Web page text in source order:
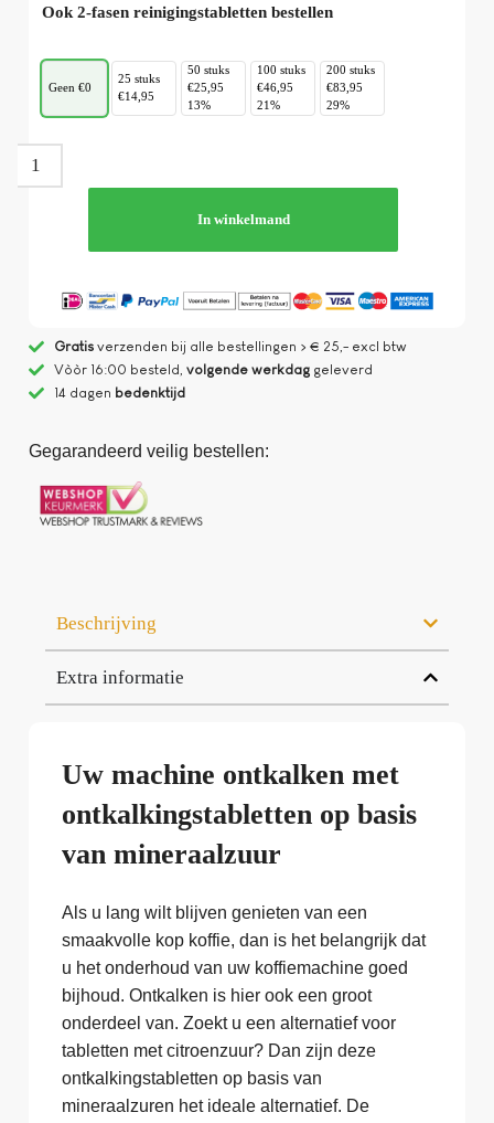
Ook 2-fasen reinigingstabletten bestellen
Geen €0
25 stuks
€14,95
50 stuks
€25,95
13%
100 stuks
€46,95
21%
200 stuks
€83,95
29%
In winkelmand
Gratisverzenden bij alle bestellingen > € 25,- excl btw
Vòòr 16:00 besteld, volgende werkdaggeleverd
14 dagen bedenktijd
Gegarandeerd veilig bestellen:
Beschrijving
Extra informatie
Uw machine ontkalken met
ontkalkingstabletten op basis
van mineraalzuur
Als u lang wilt blijven genieten van een
smaakvolle kop koffie, dan is het belangrijk dat
u het onderhoud van uw koffiemachine goed
bijhoud. Ontkalken is hier ook een groot
onderdeel van. Zoekt u een alternatief voor
tabletten met citroenzuur? Dan zijn deze
ontkalkingstabletten op basis van
mineraalzuren het ideale alternatief. De